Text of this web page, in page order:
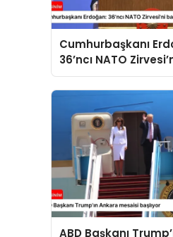
Cumhurbaşkanı
36’ncı NATO
başarıyla
ABD Başkanı